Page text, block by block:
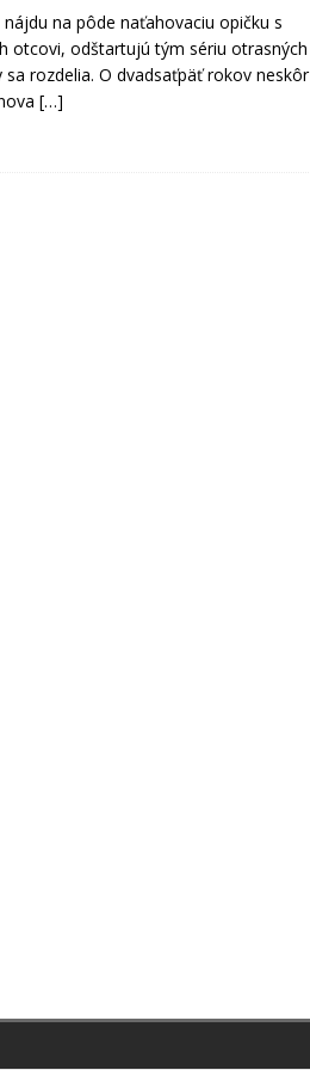
na pôde naťahovaciu opičku s
otcovi, odštartujú tým sériu otrasných
rozdelia. O dvadsaťpäť rokov neskôr
[…]